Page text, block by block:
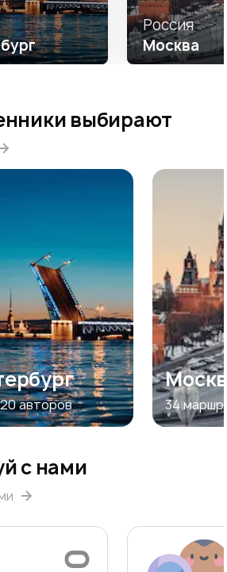
Россия
Москва
выбирают
авторов 34
с нами